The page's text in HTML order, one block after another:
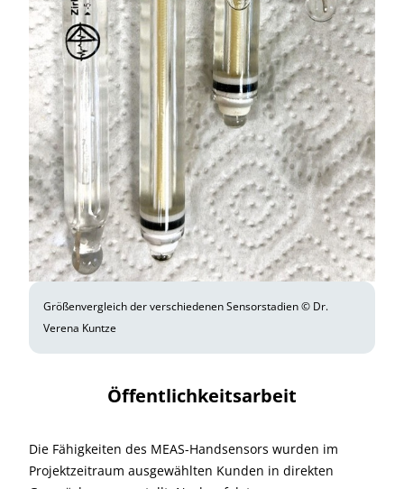
Größenvergleich der verschiedenen Sensorstadien © Dr.
Verena Kuntze
Öffentlichkeitsarbeit
Die Fähigkeiten des MEAS-Handsensors wurden im
Projektzeitraum ausgewählten Kunden in direkten